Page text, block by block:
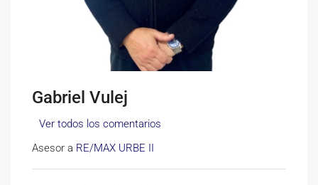
Gabriel Vulej
Ver todos los comentarios
Asesor a RE/MAX URBE II